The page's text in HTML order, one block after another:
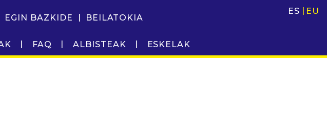
EGIN BAZKIDE BEILATOKIA
FAQ ALBISTEAK ESKELAK
ES EU